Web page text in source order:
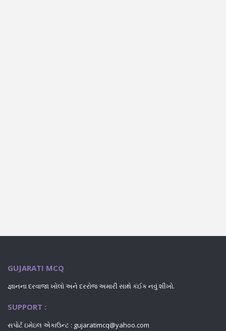
GUJARATI MCQ
જ્ઞાનના દરવાજા ખોલો અને દરરોજ અમારી સાથે કંઈક નવું શીખો.
SUPPORT :
સપોર્ટ ઇમેઇલ એકાઉન્ટ : gujaratimcq@yahoo.com